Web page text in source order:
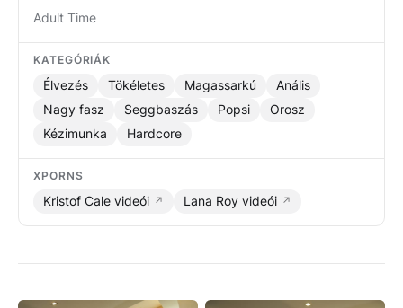
Adult Time
KATEGÓRIÁK
Élvezés Tökéletes Magassarkú
Anális
Nagy fasz
Seggbaszás Popsi
Orosz
Kézimunka
Hardcore
XPORNS
Kristof Cale videói Lana Roy videói